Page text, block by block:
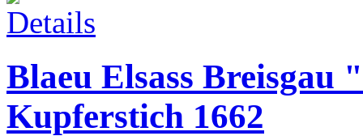
Blaeu Elsass
Kupferstich 1662